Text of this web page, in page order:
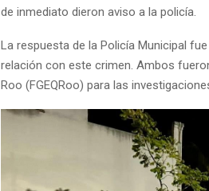
de inmediato dieron aviso a la policía.
La respuesta de la Policía Municipal
relación con este crimen. Ambos
Roo (FGEQRoo) para las